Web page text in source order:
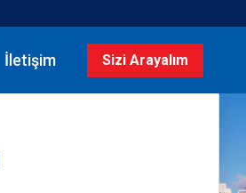
İletişim Sizi Arayalım